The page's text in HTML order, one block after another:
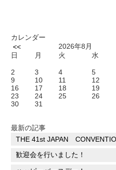
カレンダー
<<
2026年8月
日
月 火 水
2
3 4 5
9
10 11 12
16
17 18 19
23
24 25 26
30
31
最新の記事
THE 41st JAPAN
歓迎会を行いました！